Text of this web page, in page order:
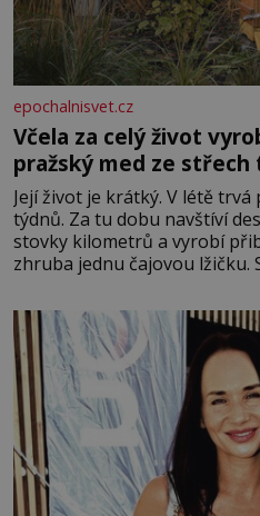
epochalnisvet.cz
Včela za celý život
pražský med ze střech
Její život je krátký. V létě trvá
týdnů. Za tu dobu navštíví
stovky kilometrů a vyrobí
zhruba jednu čajovou lžičku.
tisíc příslušnic svého
nejdokonalejších organismů